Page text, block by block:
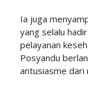
Ia juga
yang selalu
pelayanan
Posyandu
antusiasme dari